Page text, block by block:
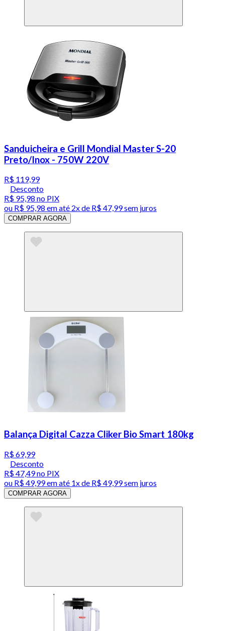
Sanduicheira e Grill Mondial Master S-20
Preto/Inox - 750W 220V
R$ 119,99
Desconto
R$ 95,98 no PIX
ou R$ 95,98 em até 2x de R$ 47,99 sem juros
COMPRAR AGORA
Balança Digital Cazza Cliker Bio Smart 180kg
R$ 69,99
Desconto
R$ 47,49no PIX
ou R$ 49,99em até 1x de R$ 49,99sem juros
COMPRAR AGORA